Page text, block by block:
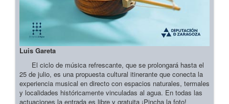
Luis Gareta
El ciclo de música refrescante, que se prolongará hasta el
25 de julio, es una propuesta cultural itinerante que conecta la
experiencia musical en directo con espacios naturales, termales
y localidades históricamente vinculadas al agua. En todas las
actuaciones la entrada es libre y gratuita ¡Pincha la foto!